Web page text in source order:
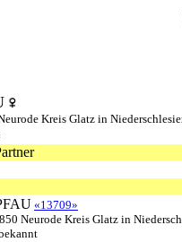
Kreis Glatz in
«13709»
Neurode Kreis Glatz in